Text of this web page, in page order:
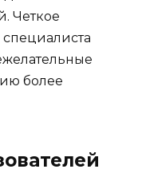
Четкое
более